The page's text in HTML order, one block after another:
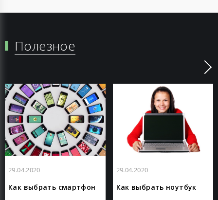
Полезное
29.04.2020
Как выбрать смартфон
29.04.2020
Как выбрать ноутбук